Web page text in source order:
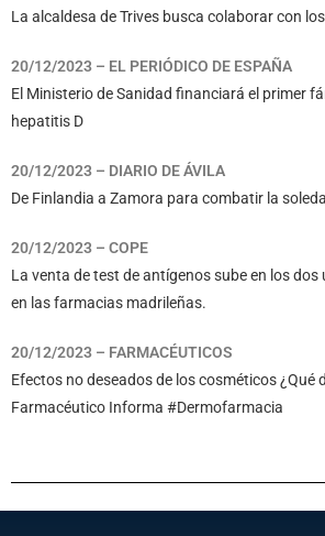
La alcaldesa de Trives busca colaborar con
20/12/2023 – EL PERIÓDICO DE ESPAÑA
El Ministerio de Sanidad financiará el primer
hepatitis D
20/12/2023 – DIARIO DE ÁVILA
De Finlandia a Zamora para combatir la
20/12/2023 – COPE
La venta de test de antígenos sube en los dos
en las farmacias madrileñas.
20/12/2023 – FARMACÉUTICOS
Efectos no deseados de los cosméticos ¿Qué
Farmacéutico Informa #Dermofarmacia